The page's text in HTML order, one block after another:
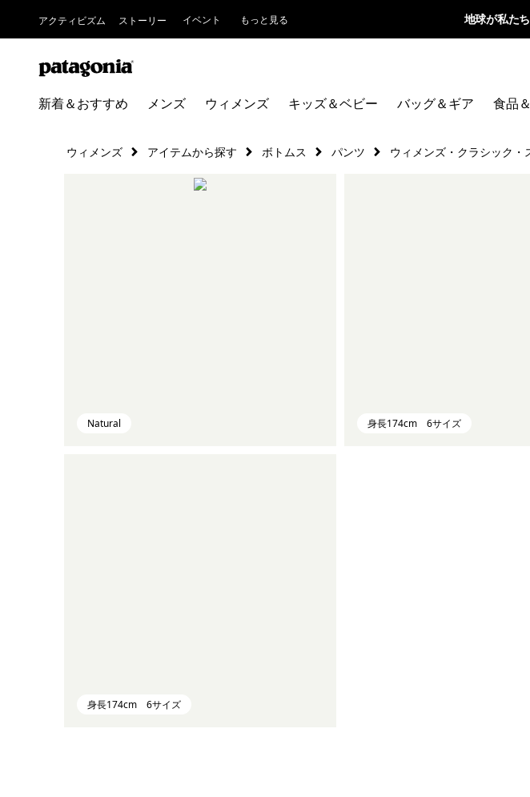
アクティビズム ストーリー イベント もっと見る 地球が私た
新着＆おすすめ メンズ ウィメンズ キッズ＆ベビー バッグ＆ギア 食品
ウィメンズ アイテムから探す ボトムス パンツ ウィメンズ・クラシック
Natural 身長174cm 6サイズ
身長174cm 6サイズ